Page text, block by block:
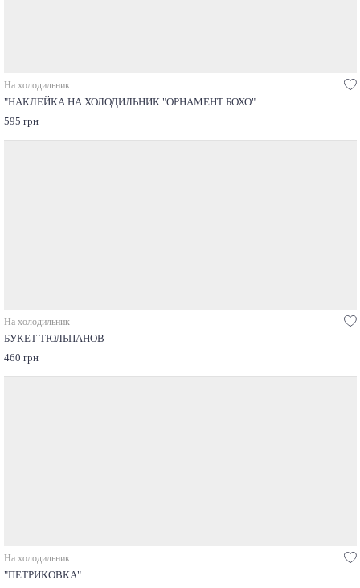
На холодильник
"НАКЛЕЙКА НА ХОЛОДИЛЬНИК "ОРНАМЕНТ БОХО"
595 грн
На холодильник
БУКЕТ ТЮЛЬПАНОВ
460 грн
На холодильник
"ПЕТРИКОВКА"